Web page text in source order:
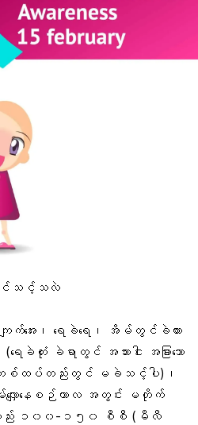
ာင်သင့်သလဲ
ျက်အေး၊ ရေခဲရေ ၊ အိမ်တွင်ခဲထား
ခဲတုံး ခဲရာတွင် အသားငါး အခြားသော
၍ တစ်ထပ်တည်းတွင် မခဲသင့်ပါ)၊
လျှောနေစဉ်ကာလ အတွင်း မတိုက်
း ၁၀၀-၁၅၀ စီစီ (မီလီ